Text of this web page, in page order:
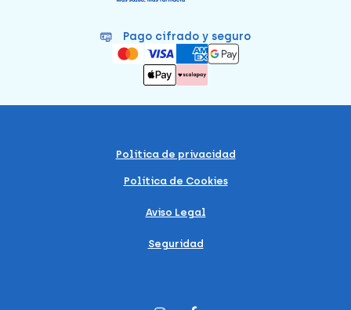
Pago cifrado y seguro
Política de privacidad
Política de Cookies
Aviso Legal
Seguridad